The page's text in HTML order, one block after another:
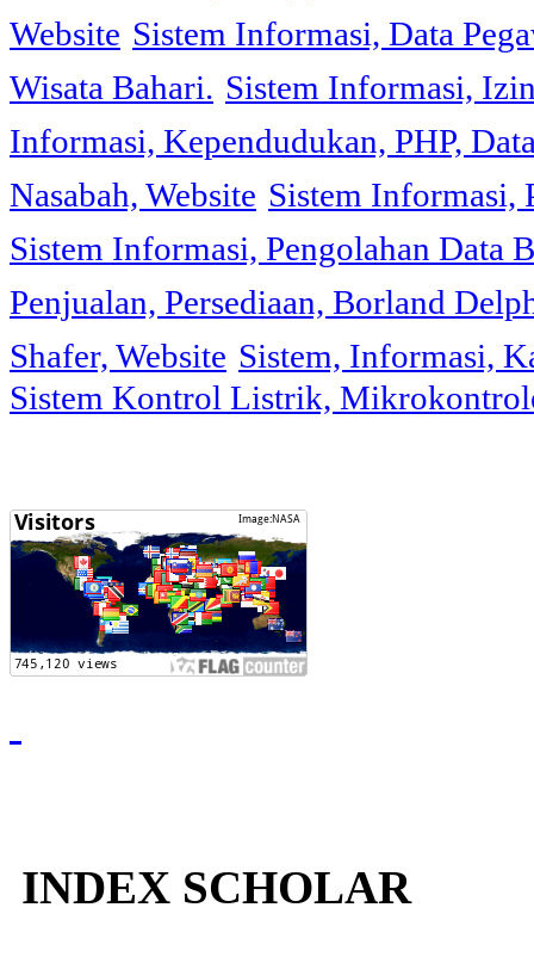
Website Sistem Informasi, Data
Wisata Bahari. Sistem Informasi,
Informasi, Kependudukan, PHP,
Nasabah, Website Sistem Informasi,
Sistem Informasi, Pengolahan Data
Penjualan, Persediaan, Borland
Shafer, Website Sistem, Informasi,
Sistem Kontrol Listrik,
INDEX SCHOLAR